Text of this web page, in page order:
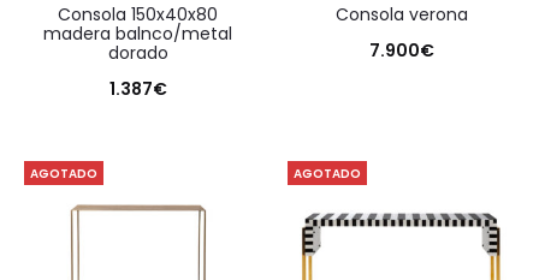
consola 150x40x80
madera balnco/metal
dorado
1.387€
consola verona
7.900€
AGOTADO AGOTADO